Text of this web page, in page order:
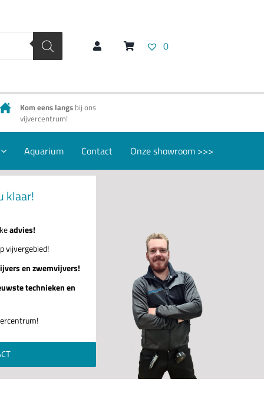
0
Kom eens langsbij ons
vijvercentrum!
Aquarium Contact Onze showroom >>>
klaar!
advies!
vijvergebied!
en zwemvijvers!
technieken en